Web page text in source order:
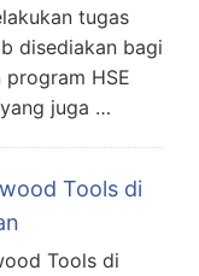
tugas
disediakan bagi
HSE
juga …
Tools di
Tools di